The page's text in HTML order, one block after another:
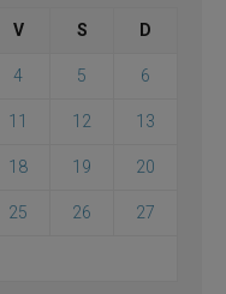
V S D
4 5 6
11 12 13
18 19 20
25 26 27